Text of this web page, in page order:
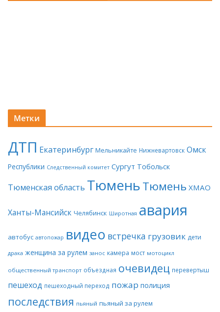
Метки
ДТП Екатеринбург Мельникайте Нижневартовск Омск
Республики Следственный комитет Сургут Тобольск
Тюменская область ТюменьТюмень ХМАО
Ханты-Мансийск Челябинск Широтная авария
автобус автопожар видео встречка грузовик дети
драка женщина за рулем занос камера мост мотоцикл
общественный транспорт объездная очевидец перевертыш
пешеход пешеходный переход пожар полиция
последствия пьяный пьяный за рулем